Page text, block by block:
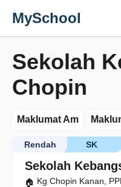
MySchool
Sekolah
Chopin
Maklumat Am
Sekolah
SK
Rendah
Kg Chopin Kanan,